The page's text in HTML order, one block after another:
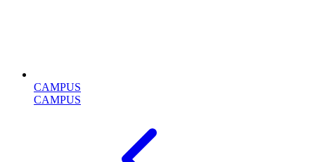
CAMPUS
CAMPUS